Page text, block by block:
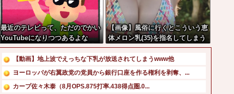
最近のテレビって、ただのでかい
YouTubeになりつつあるよな
【画像】風俗に行くとこういう恵
体メロン乳(35)を指名してしまう
奴wwwww
【動画】地上波でえっちな下乳が放送されてしまうwww他
ヨーロッパが右翼政党の党員から銀行口座を作る権利を剥奪、...
カープ佐々木泰（8月OPS.875打率.438得点圏.0...